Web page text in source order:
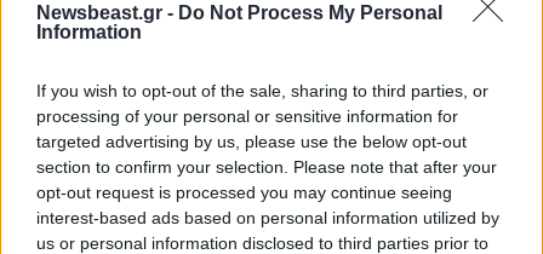
Newsbeast.gr - Do Not Process My Personal
Information
If you wish to opt-out of the sale, sharing to third parties, or
processing of your personal or sensitive information for
targeted advertising by us, please use the below opt-out
section to confirm your selection. Please note that after your
opt-out request is processed you may continue seeing
interest-based ads based on personal information utilized by
us or personal information disclosed to third parties prior to
Διαβάστε και ακολουθήστε τους κανόνες σχολιασμού
ΠΡΟΣΘΗΚΗ
TRENDING